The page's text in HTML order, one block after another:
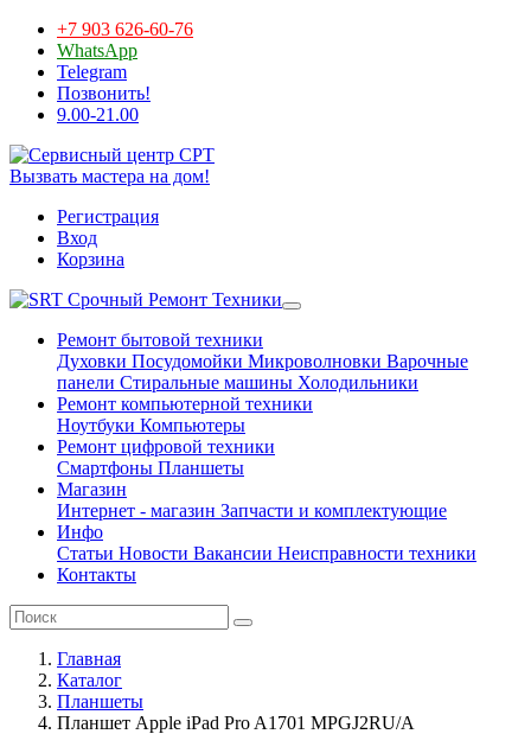
+7 903 626-60-76
WhatsApp
Telegram
Позвонить!
9.00-21.00
Вызвать мастера на дом!
Регистрация
Вход
Корзина
Срочный Ремонт Техники
Ремонт бытовой техники
Духовки Посудомойки Микроволновки Варочные
панели Стиральные машины Холодильники
Ремонт компьютерной техники
Ноутбуки Компьютеры
Ремонт цифровой техники
Смартфоны Планшеты
Магазин
Интернет - магазин Запчасти и комплектующие
Инфо
Статьи Новости Вакансии Неисправности техники
Контакты
Главная
Каталог
Планшеты
Планшет Apple iPad Pro A1701 MPGJ2RU/A